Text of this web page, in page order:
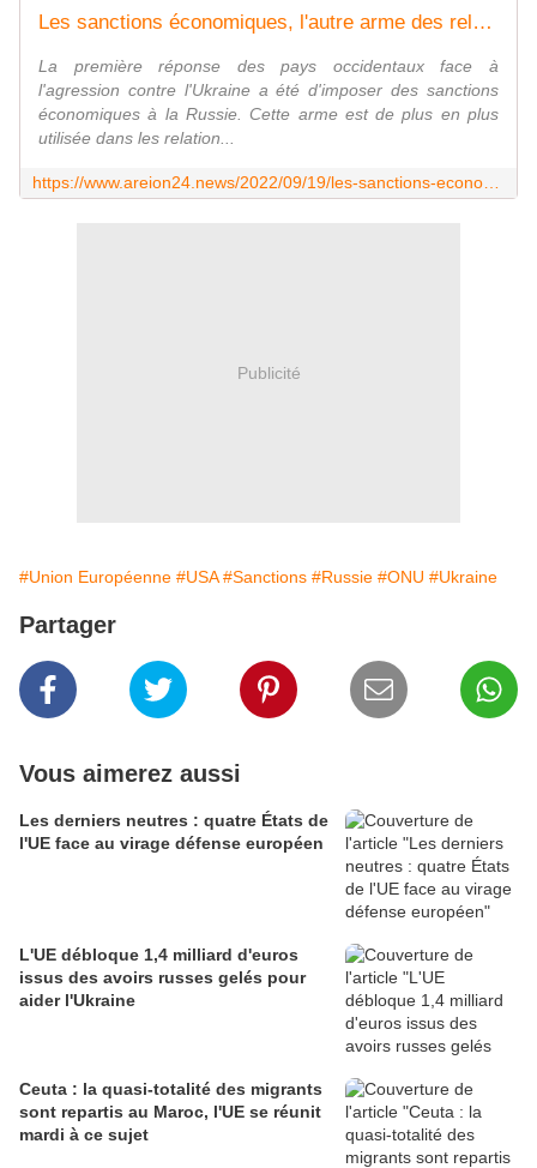
Les sanctions économiques, l'autre arme des relations internationales
La première réponse des pays occidentaux face à
l'agression contre l'Ukraine a été d'imposer des sanctions
économiques à la Russie. Cette arme est de plus en plus
utilisée dans les relation...
Publicité
#Union Européenne #USA #Sanctions #Russie #ONU #Ukraine
Partager
Vous aimerez aussi
Les derniers neutres : quatre États de
l'UE face au virage défense européen
L'UE débloque 1,4 milliard d'euros
issus des avoirs russes gelés pour
aider l'Ukraine
Ceuta : la quasi-totalité des migrants
sont repartis au Maroc, l'UE se réunit
mardi à ce sujet